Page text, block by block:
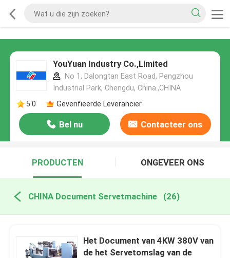
YouYuan Industry Co.,Limited
No 1, Dalongtan East Road, Pengzhou
Industrial Park, Chengdu, China.,CHINA
5.0
Geverifieerde Leverancier
Bel nu Contacteer ons
PRODUCTEN ONGEVEER ONS
CHINA Document Servetmachine (26)
Het Document van 4KW 380V van
de het Servetomslag van de